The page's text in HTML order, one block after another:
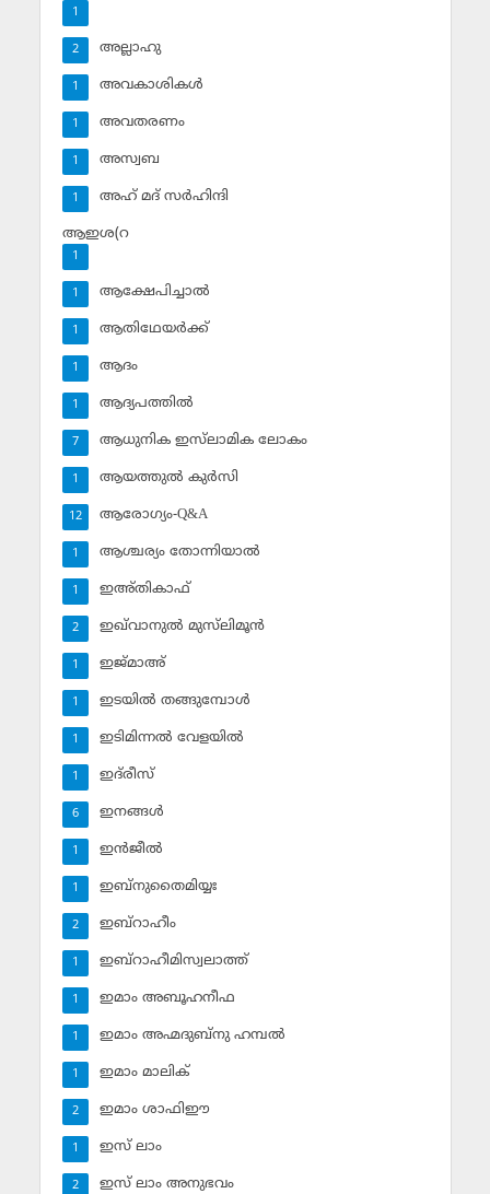
1
അല്ലാഹു
2
അവകാശികള്‍
1
അവതരണം
1
അസ്വബ
1
അഹ് മദ് സര്‍ഹിന്ദി
1
ആഇശ(റ
1
ആക്ഷേപിച്ചാല്‍
1
ആതിഥേയര്‍ക്ക്
1
ആദം
1
ആദ്യപത്തില്‍
1
ആധുനിക ഇസ്‌ലാമിക ലോകം
7
ആയത്തുല്‍ കുര്‍സി
1
ആരോഗ്യം-Q&A
12
ആശ്ചര്യം തോന്നിയാല്‍
1
ഇഅ്തികാഫ്‌
1
ഇഖ്‌വാനുല്‍ മുസ്‌ലിമൂന്‍
2
ഇജ്മാഅ്
1
ഇടയില്‍ തങ്ങുമ്പോള്‍
1
ഇടിമിന്നല്‍ വേളയില്‍
1
ഇദ്‌രീസ്‌
1
ഇനങ്ങള്‍
6
ഇന്‍ജീല്‍
1
ഇബ്‌നുതൈമിയ്യഃ
1
ഇബ്‌റാഹീം
2
ഇബ്‌റാഹീമിസ്വലാത്ത്
1
ഇമാം അബൂഹനീഫ
1
ഇമാം അഹ്മദുബ്‌നു ഹമ്പല്‍
1
ഇമാം മാലിക്
1
ഇമാം ശാഫിഈ
2
ഇസ് ലാം
1
ഇസ് ലാം അനുഭവം
2